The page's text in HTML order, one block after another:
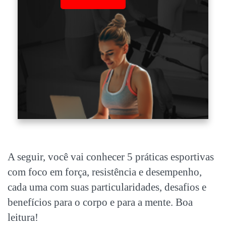
A seguir, você vai conhecer 5 práticas esportivas
com foco em força, resistência e desempenho,
cada uma com suas particularidades, desafios e
benefícios para o corpo e para a mente. Boa
leitura!